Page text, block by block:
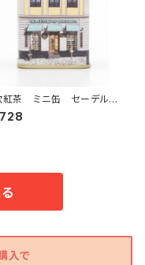
紅茶 ミニ缶 セーデルブ
22ｇ
入で